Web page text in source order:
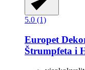
5.0 (1)
Europet
Štrumpfeta i